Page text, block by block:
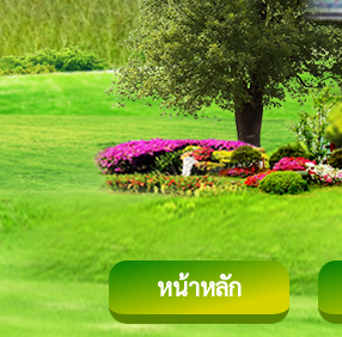
หน้าหลัก